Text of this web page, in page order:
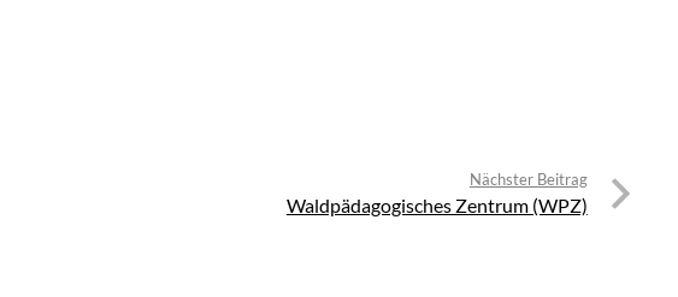
Nächster Beitrag
Waldpädagogisches Zentrum (WPZ)